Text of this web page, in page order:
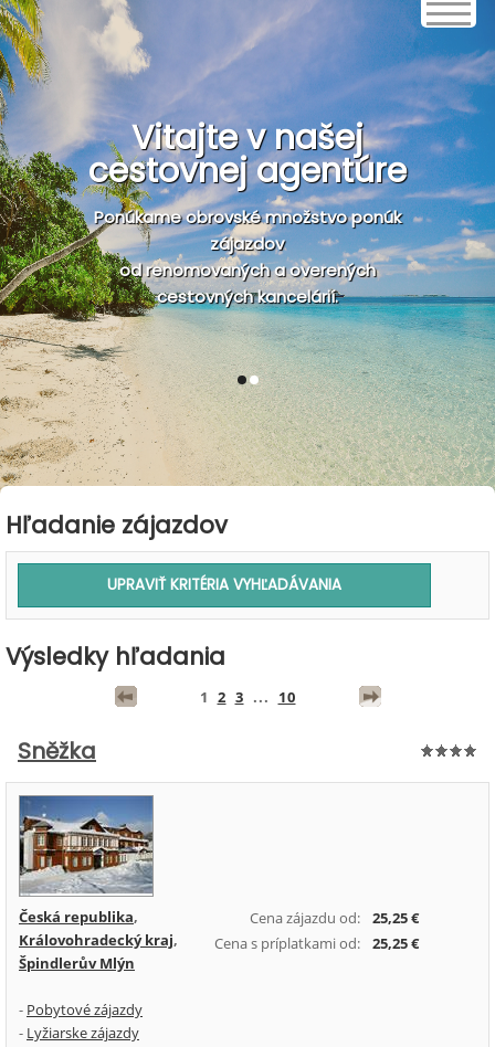
Vitajte v našej
cestovnej agentúre
Ponúkame obrovské množstvo ponúk
zájazdov
od renomovaných a overených
cestovných kancelárií.
1 2
Hľadanie zájazdov
Výsledky hľadania
1 2 3 ... 10
Sněžka
Cena zájazdu od:
25,25 €
Cena s príplatkami od:
25,25 €
Česká republika,
Královohradecký kraj,
Špindlerův Mlýn
- Pobytové zájazdy
- Lyžiarske zájazdy